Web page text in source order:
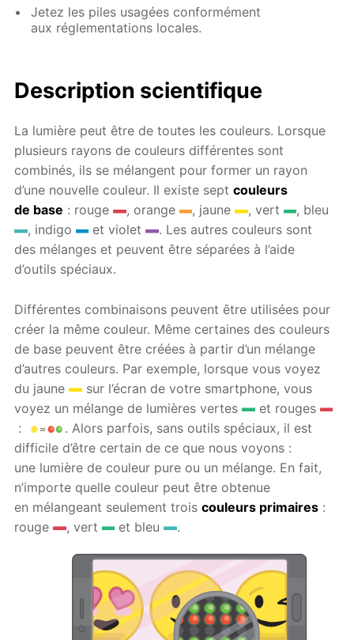
Jetez les piles usagées conformément
aux réglementations locales.
Description scientifique
La lumière peut être de toutes les couleurs. Lorsque
plusieurs rayons de couleurs différentes sont
combinés, ils se mélangent pour former un rayon
d’une nouvelle couleur. Il existe septcouleurs
de base : rouge , orange , jaune , vert
, bleu
, indigo
et violet
. Les autres couleurs sont
des mélanges et peuvent être séparées à l’aide
d’outils spéciaux.
Différentes combinaisons peuvent être utilisées pour
créer la même couleur. Même certaines des couleurs
de base peuvent être créées à partir d’un mélange
d’autres couleurs. Par exemple, lorsque vous voyez
du jaune
sur l’écran de votre smartphone, vous
voyez un mélange de lumières vertes
et rouges
:
. Alors parfois, sans outils spéciaux, il est
difficile d’être certain de ce que nous voyons :
une lumière de couleur pure ou un mélange. En fait,
n’importe quelle couleur peut être obtenue
en mélangeant seulement troiscouleurs primaires :
rouge
, vert et bleu .